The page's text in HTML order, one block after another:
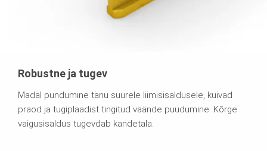
Robustne ja tugev
Madal pundumine tänu suurele liimisisaldusele, kuivad
praod ja tugiplaadist tingitud väände puudumine. Kõrge
vaigusisaldus tugevdab kandetala.